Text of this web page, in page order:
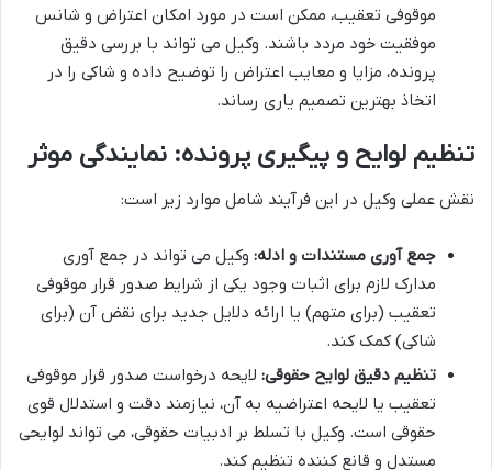
موقوفی تعقیب، ممکن است در مورد امکان اعتراض و شانس
موفقیت خود مردد باشند. وکیل می تواند با بررسی دقیق
پرونده، مزایا و معایب اعتراض را توضیح داده و شاکی را در
اتخاذ بهترین تصمیم یاری رساند.
تنظیم لوایح و پیگیری پرونده: نمایندگی موثر
نقش عملی وکیل در این فرآیند شامل موارد زیر است:
جمع آوری مستندات و ادله: وکیل می تواند در جمع آوری
مدارک لازم برای اثبات وجود یکی از شرایط صدور قرار موقوفی
تعقیب (برای متهم) یا ارائه دلایل جدید برای نقض آن (برای
شاکی) کمک کند.
تنظیم دقیق لوایح حقوقی: لایحه درخواست صدور قرار موقوفی
تعقیب یا لایحه اعتراضیه به آن، نیازمند دقت و استدلال قوی
حقوقی است. وکیل با تسلط بر ادبیات حقوقی، می تواند لوایحی
مستدل و قانع کننده تنظیم کند.